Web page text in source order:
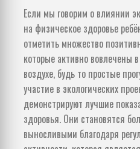
Если мы говорим о влиянии
на физическое здоровье
отметить множество
которые активно вовлечены
воздухе, будь то простые
участие в экологических
демонстрируют лучшие
здоровья. Они становятся
выносливыми благодаря